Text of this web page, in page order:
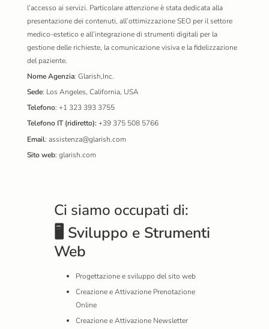
l’accesso ai servizi. Particolare attenzione è stata dedicata alla
presentazione dei contenuti, all’ottimizzazione SEO per il settore
medico-estetico e all’integrazione di strumenti digitali per la
gestione delle richieste, la comunicazione visiva e la fidelizzazione
del paziente.
Nome Agenzia: Glarish,Inc.
Sede: Los Angeles, California, USA
Telefono: +1 323 393 3755
Telefono IT (ridiretto):+39 375 508 5766
Email: assistenza@glarish.com
Sito web: glarish.com
Ci siamo occupati di:
🖥️ Sviluppo e Strumenti
Web
Progettazione e sviluppo del sito web
Creazione e Attivazione Prenotazione
Online
Creazione e Attivazione Newsletter